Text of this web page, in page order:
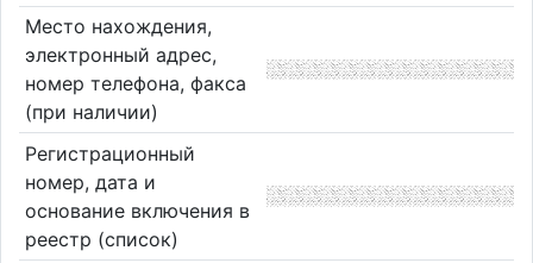
Место нахождения,
электронный адрес,
номер телефона, факса
(при наличии)
Регистрационный
номер, дата и
основание включения в
реестр (список)